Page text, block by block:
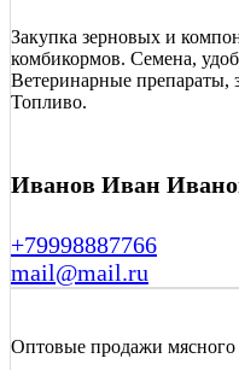
Закупка зерновых и
комбикормов. Семена,
Ветеринарные препараты,
Топливо.
Иванов Иван
+79998887766
mail@mail.ru
Оптовые продажи мясного